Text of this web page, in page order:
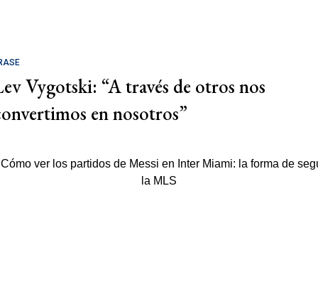
Vygotski: “A través de otros nos
en nosotros”